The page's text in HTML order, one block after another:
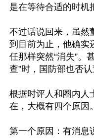
是在等待合适的时机
不过话说回来，虽然
到目前为止，他确实
任那样突然“消失”。
查”时，国防部也否
根据时评人和圈内人
在，大概有四个原因。
第一个原因：有消息